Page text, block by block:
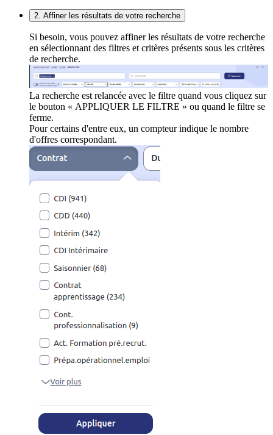
2. Affiner les résultats de votre recherche
Si besoin, vous pouvez affiner les résultats de votre recherche
en sélectionnant des filtres et critères présents sous les critères
de recherche.
La recherche est relancée avec le filtre quand vous cliquez sur
le bouton « APPLIQUER LE FILTRE » ou quand le filtre se
ferme.
Pour certains d'entre eux, un compteur indique le nombre
d'offres correspondant.